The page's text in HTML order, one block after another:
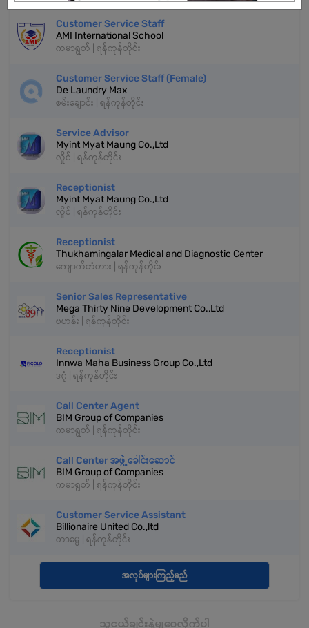
Customer Service Staff
AMI International School
ကမာရွတ် | ရန်ကုန်တိုင်း
Customer Service Staff (Female)
De Laundry Max
စမ်းချောင်း | ရန်ကုန်တိုင်း
Service Advisor
Myint Myat Maung Co.,Ltd
လှိုင် | ရန်ကုန်တိုင်း
Receptionist
Myint Myat Maung Co.,Ltd
လှိုင် | ရန်ကုန်တိုင်း
Receptionist
Thukhamingalar Medical and Diagnostic Center
ကျောက်တံတား | ရန်ကုန်တိုင်း
Senior Sales Representative
Mega Thirty Nine Development Co.,Ltd
ဗဟန်း | ရန်ကုန်တိုင်း
Receptionist
Innwa Maha Business Group Co.,Ltd
ဒဂုံ | ရန်ကုန်တိုင်း
Call Center Agent
BIM Group of Companies
ကမာရွတ် | ရန်ကုန်တိုင်း
Call Center အဖွဲ့ခေါင်းဆောင်
BIM Group of Companies
ကမာရွတ် | ရန်ကုန်တိုင်း
Customer Service Assistant
Billionaire United Co.,ltd
တာမွေ | ရန်ကုန်တိုင်း
အလုပ်များကြည့်မည်
သူငယ်ချင်းနဲ့မျှဝေလိုက်ပါ